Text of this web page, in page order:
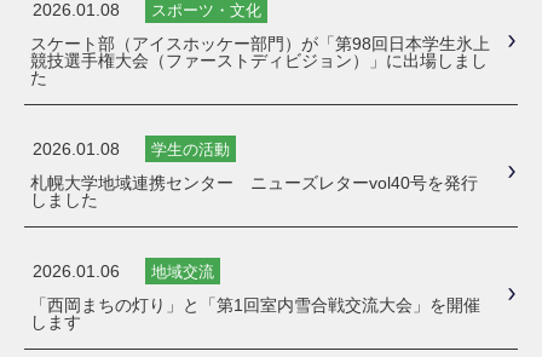
2026.01.08 スポーツ・文化
スケート部（アイスホッケー部門）が「第98回日本学生氷上
競技選手権大会（ファーストディビジョン）」に出場しまし
た
2026.01.08 学生の活動
札幌大学地域連携センター ニューズレターvol40号を発行
しました
2026.01.06 地域交流
「西岡まちの灯り」と「第1回室内雪合戦交流大会」を開催
します